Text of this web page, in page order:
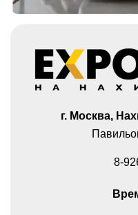
г. Москва,
8-